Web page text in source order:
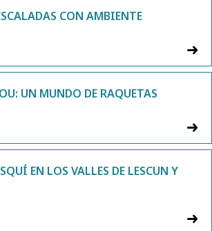
CON AMBIENTE
UN MUNDO DE RAQUETAS
EN LOS VALLES DE LESCUN Y